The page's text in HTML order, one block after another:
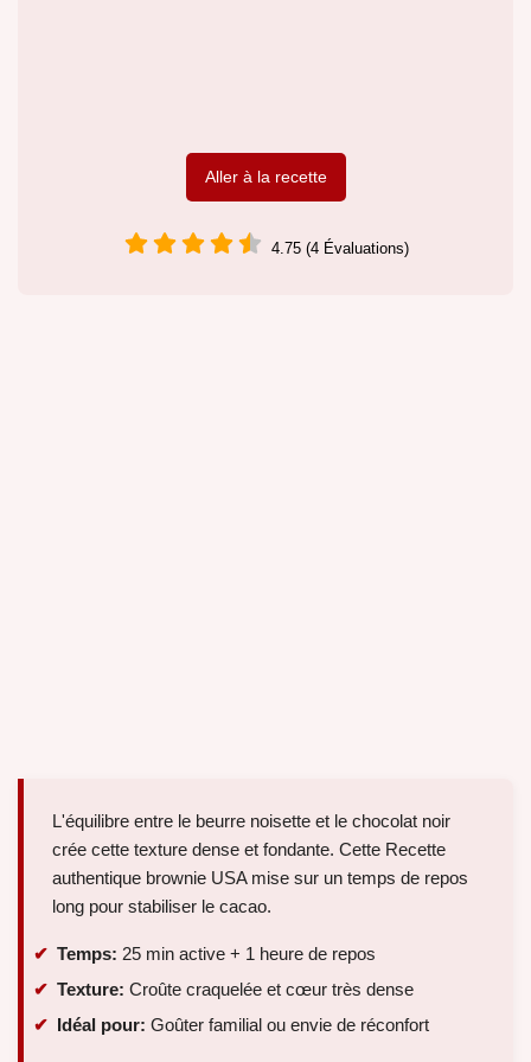
Aller à la recette
4.75 (4 Évaluations)
L'équilibre entre le beurre noisette et le chocolat noir
crée cette texture dense et fondante. Cette Recette
authentique brownie USA mise sur un temps de repos
long pour stabiliser le cacao.
Temps: 25 min active + 1 heure de repos
Texture: Croûte craquelée et cœur très dense
Idéal pour: Goûter familial ou envie de réconfort